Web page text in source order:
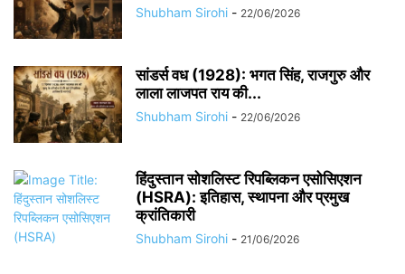
Shubham Sirohi - 22/06/2026
सांडर्स वध (1928): भगत सिंह, राजगुरु और
लाला लाजपत राय की...
Shubham Sirohi - 22/06/2026
हिंदुस्तान सोशलिस्ट रिपब्लिकन एसोसिएशन
(HSRA): इतिहास, स्थापना और प्रमुख
क्रांतिकारी
Shubham Sirohi - 21/06/2026